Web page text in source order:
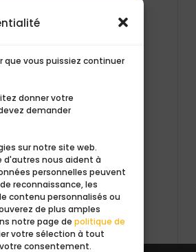
que vous puissiez continuer
donner votre
demander
sur notre site web.
d'autres nous aident à
personnelles peuvent
reconnaissance, les
contenu personnalisés ou
de plus amples
notre page de politique de
votre sélection à tout
consentement.
complete satisfaction.
the right tools and a